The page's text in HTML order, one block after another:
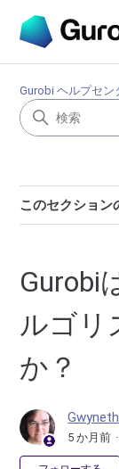
Gurobi ヘルプセン
このセクション
Gurobi
ルゴリ
か？
5 か月前